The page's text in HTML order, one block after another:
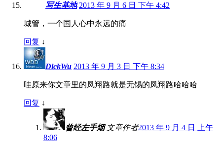
写生基地 2013 年 9 月 6 日 下午 4:42
城管，一个国人心中永远的痛
回复 ↓
DickWu 2013 年 9 月 3 日 下午 8:34
哇原来你文章里的凤翔路就是无锡的凤翔路哈哈哈
回复 ↓
曾经左手烟 文章作者2013 年 9 月 4 日 上午
8:06